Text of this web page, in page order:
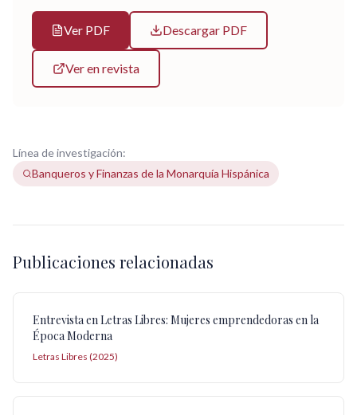
Ver PDF Descargar PDF
Ver en revista
Línea de investigación:
Banqueros y Finanzas de la Monarquía Hispánica
Publicaciones relacionadas
Entrevista en Letras Libres: Mujeres emprendedoras en la
Época Moderna
Letras Libres (2025)